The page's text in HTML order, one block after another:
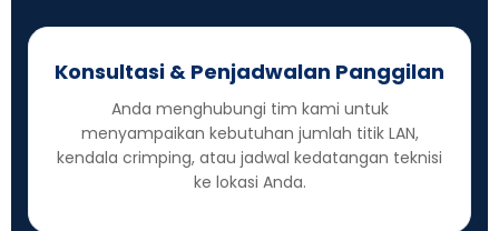
Konsultasi & Penjadwalan Panggilan
Anda menghubungi tim kami untuk
menyampaikan kebutuhan jumlah titik LAN,
kendala crimping, atau jadwal kedatangan teknisi
ke lokasi Anda.